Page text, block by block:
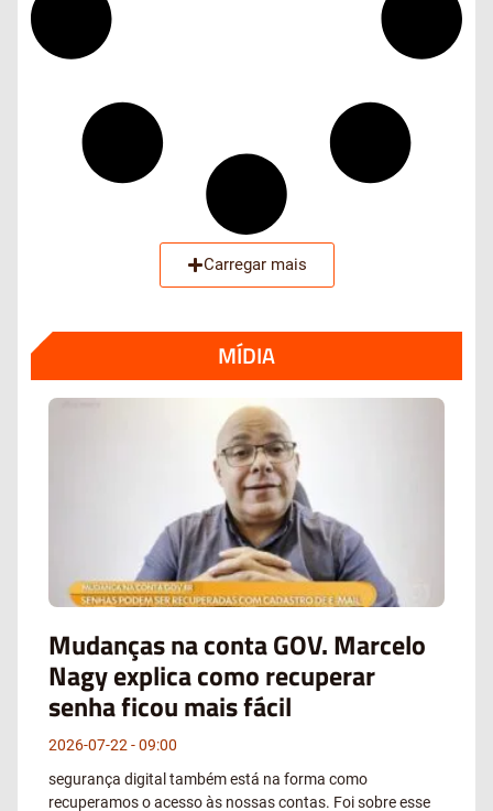
Carregar mais
MÍDIA
Mudanças na conta GOV. Marcelo
Nagy explica como recuperar
senha ficou mais fácil
2026-07-22
09:00
segurança digital também está na forma como
recuperamos o acesso às nossas contas. Foi sobre esse